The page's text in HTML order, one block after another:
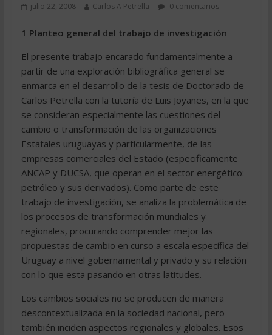
julio 22, 2008 Carlos A Petrella 0 comentarios
1 Planteo general del trabajo de investigación
El presente trabajo encarado fundamentalmente a
partir de una exploración bibliográfica general se
enmarca en el desarrollo de la tesis de Doctorado de
Carlos Petrella con la tutoría de Luis Joyanes, en la que
se consideran especialmente las cuestiones del
cambio o transformación de las organizaciones
Estatales uruguayas y particularmente, de las
empresas comerciales del Estado (especificamente
ANCAP y DUCSA, que operan en el sector energético:
petróleo y sus derivados). Como parte de este
trabajo de investigación, se analiza la problemática de
los procesos de transformación mundiales y
regionales, procurando comprender mejor las
propuestas de cambio en curso a escala específica del
Uruguay a nivel gobernamental y privado y su relación
con lo que esta pasando en otras latitudes.
Los cambios sociales no se producen de manera
descontextualizada en la sociedad nacional, pero
también inciden aspectos regionales y globales. Esos